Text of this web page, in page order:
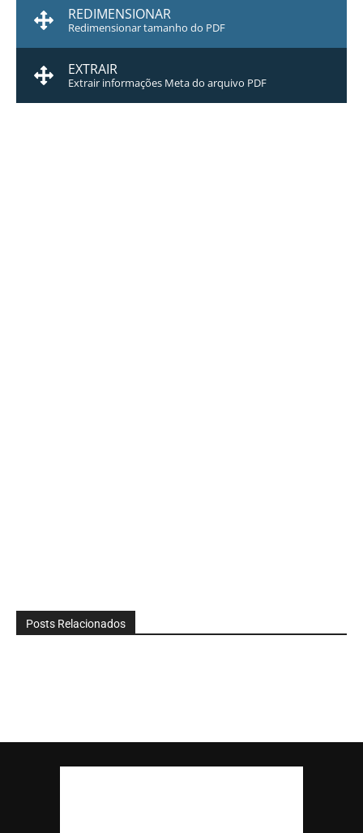
REDIMENSIONAR
Redimensionar tamanho do PDF
EXTRAIR
Extrair informações Meta do arquivo PDF
Posts Relacionados